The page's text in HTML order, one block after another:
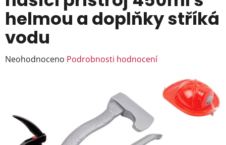
helmou a doplňky stříká
vodu
Průměrné
0,0
Neohodnoceno Podrobnosti hodnocení